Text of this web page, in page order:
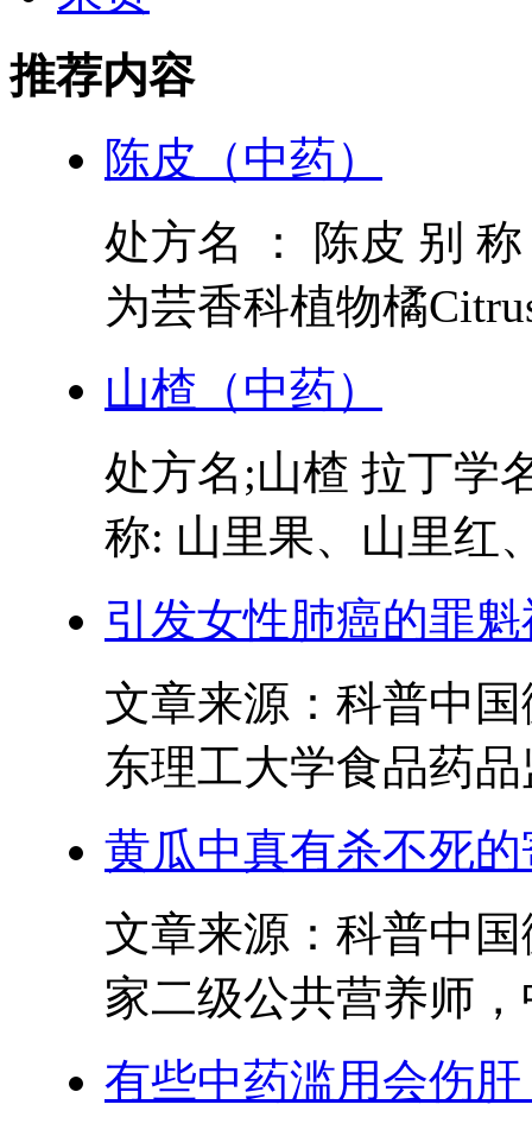
推荐内容
陈皮（中药）
处方名 ： 陈皮 别
为芸香科植物橘
山楂（中药）
处方名;山楂 拉丁学
称: 山里果、山里红
引发女性肺癌的罪
文章来源：科普中
东理工大学食品药
黄瓜中真有杀不死
文章来源：科普中
家二级公共营养师
有些中药滥用会伤肝